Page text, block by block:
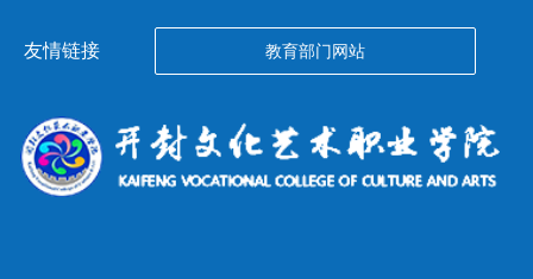
友情链接 教育部门网站